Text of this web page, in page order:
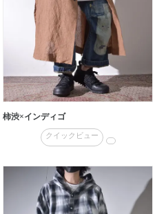
柿渋×インディゴ
クイックビュー